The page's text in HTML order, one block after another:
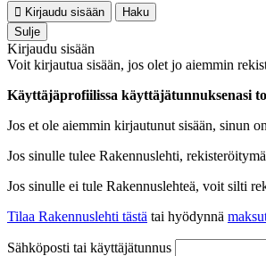
Kirjaudu sisään
Haku
Sulje
Kirjaudu sisään
Voit kirjautua sisään, jos olet jo aiemmin
Käyttäjäprofiilissa käyttäjätunnuksenasi
Jos et ole aiemmin kirjautunut sisään, sinun
Jos sinulle tulee Rakennuslehti,
Jos sinulle ei tule Rakennuslehteä, voit silti
Tilaa Rakennuslehti tästä tai hyödynnä
Sähköposti tai käyttäjätunnus